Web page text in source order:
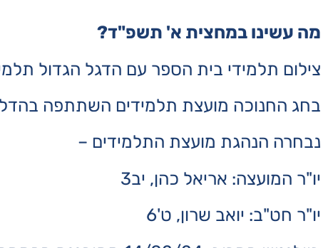
מה עשינו במחצית א' תשפ"ד?
צילום תלמידי בית הספר עם הדגל הגדול
בחג החנוכה מועצת תלמידים השתתפה
נבחרה הנהגת מועצת התלמידים –
יו"ר המועצה: אריאל כהן, יב3
יו"ר חט"ב: יואב שרון, ט'6